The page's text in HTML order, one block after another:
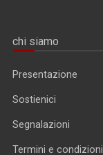
chi siamo
Presentazione
Sostienici
Segnalazioni
Termini e condizioni